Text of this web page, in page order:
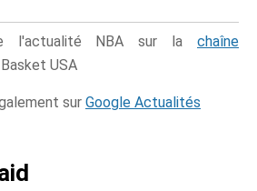
l'actualité NBA sur la chaîne
USA
sur Google Actualités